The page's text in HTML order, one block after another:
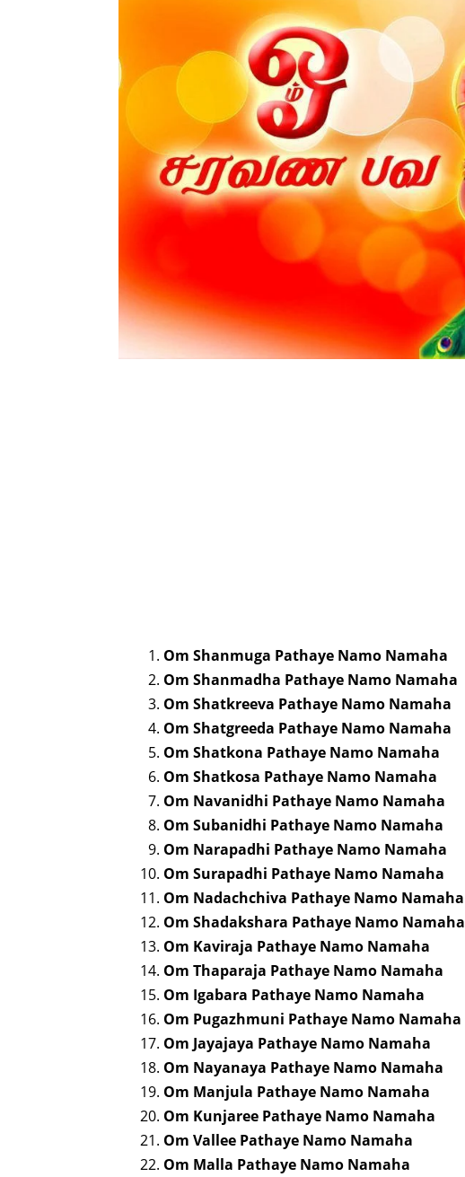
Om Shanmuga Pathaye Namo Namaha
Om Shanmadha Pathaye Namo Namaha
Om Shatkreeva Pathaye Namo Namaha
Om Shatgreeda Pathaye Namo Namaha
Om Shatkona Pathaye Namo Namaha
Om Shatkosa Pathaye Namo Namaha
Om Navanidhi Pathaye Namo Namaha
Om Subanidhi Pathaye Namo Namaha
Om Narapadhi Pathaye Namo Namaha
Om Surapadhi Pathaye Namo Namaha
Om Nadachchiva Pathaye Namo Namaha
Om Shadakshara Pathaye Namo Namaha
Om Kaviraja Pathaye Namo Namaha
Om Thaparaja Pathaye Namo Namaha
Om Igabara Pathaye Namo Namaha
Om Pugazhmuni Pathaye Namo Namaha
Om Jayajaya Pathaye Namo Namaha
Om Nayanaya Pathaye Namo Namaha
Om Manjula Pathaye Namo Namaha
Om Kunjaree Pathaye Namo Namaha
Om Vallee Pathaye Namo Namaha
Om Malla Pathaye Namo Namaha